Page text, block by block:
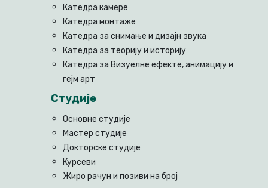
Катедра камере
Катедра монтаже
Катедра за снимање и дизајн звука
Катедра за теорију и историју
Катедра за Визуелне ефекте, анимацију и
гејм арт
Студије
Основне студије
Мастер студије
Докторске студије
Курсеви
Жиро рачун и позиви на број